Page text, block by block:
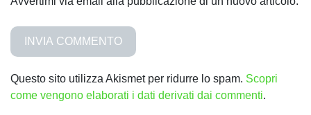
Questo sito utilizza Akismet per ridurre lo spam. Scopri
come vengono elaborati i dati derivati dai commenti.